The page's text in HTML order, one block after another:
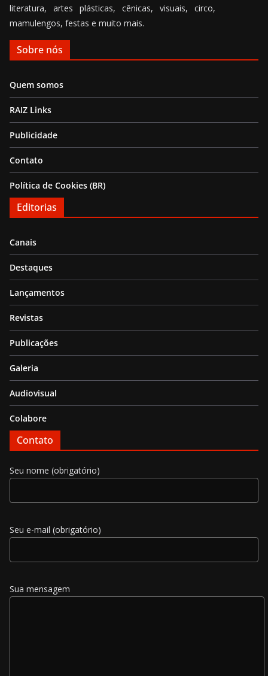
literatura, artes plásticas, cênicas, visuais, circo,
mamulengos, festas e muito mais.
Sobre nós
Quem somos
RAIZ Links
Publicidade
Contato
Política de Cookies (BR)
Editorias
Canais
Destaques
Lançamentos
Revistas
Publicações
Galeria
Audiovisual
Colabore
Contato
Seu nome (obrigatório)
Seu e-mail (obrigatório)
Sua mensagem